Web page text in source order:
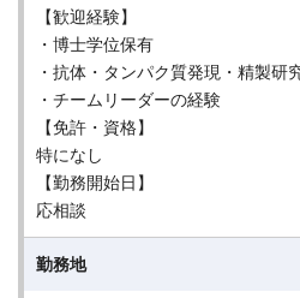
【歓迎経験】
・博士学位保有
・抗体・タンパク質発現・精製研
・チームリーダーの経験
【免許・資格】
特になし
【勤務開始日】
応相談
勤務地